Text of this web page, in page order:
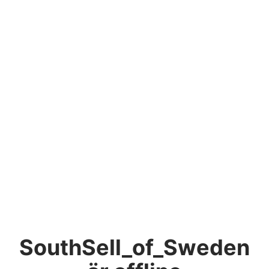
SouthSell_of_Sweden